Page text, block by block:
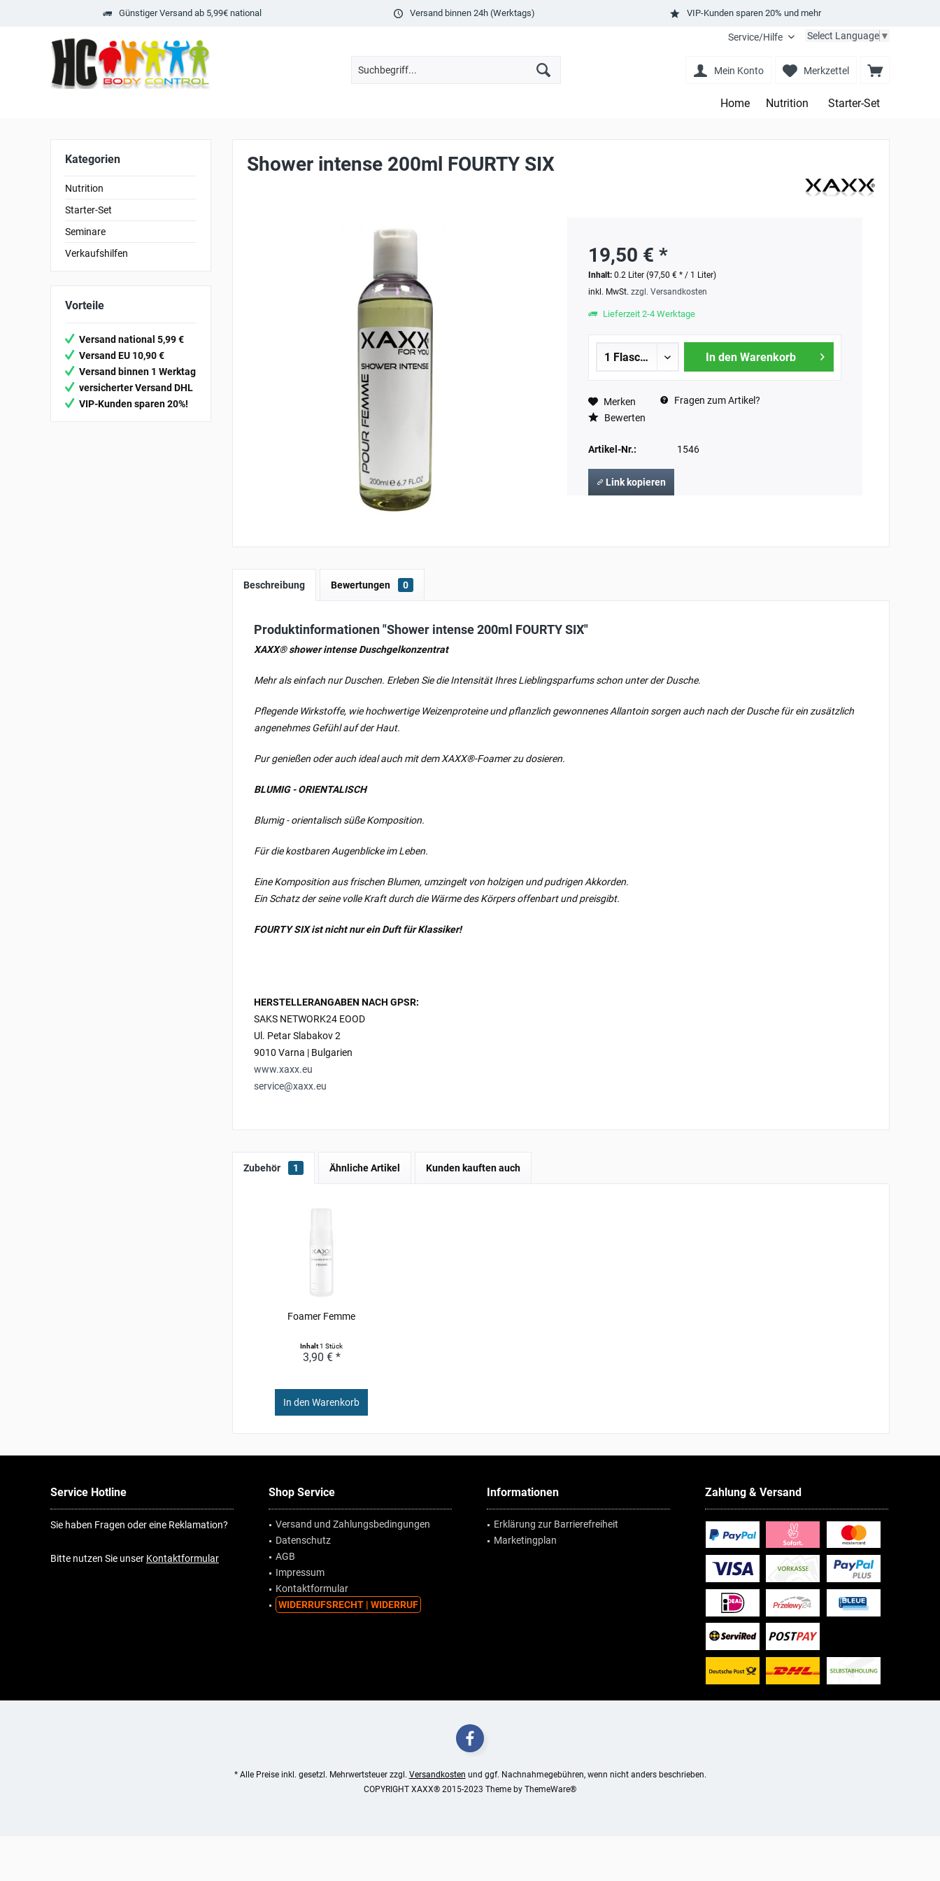
Günstiger Versand ab 5,99€ national Versand binnen 24h (Werktags) VIP-Kunden sparen 20% und mehr
Service/Hilfe Select Language ▼
Merkzettel
Mein Konto
Home Nutrition Starter-Set
Kategorien
Nutrition
Starter-Set
Seminare
Verkaufshilfen
Vorteile
Versand national 5,99 €
Versand EU 10,90 €
Versand binnen 1 Werktag
versicherter Versand DHL
VIP-Kunden sparen 20%!
Shower intense 200ml FOURTY SIX
19,50 € *
Inhalt: 0.2 Liter (97,50 € * / 1 Liter)
inkl. MwSt. zzgl. Versandkosten
Lieferzeit 2-4 Werktage
In den Warenkorb
Merken
Fragen zum Artikel?
Bewerten
Artikel-Nr.: 1546
Link kopieren
Beschreibung Bewertungen 0
Produktinformationen "Shower intense 200ml FOURTY SIX"
XAXX® shower intense Duschgelkonzentrat
Mehr als einfach nur Duschen. Erleben Sie die Intensität Ihres Lieblingsparfums schon unter der Dusche.
Pflegende Wirkstoffe, wie hochwertige Weizenproteine und pflanzlich gewonnenes Allantoin sorgen auch nach der Dusche für ein zusätzlich
angenehmes Gefühl auf der Haut.
Pur genießen oder auch ideal auch mit dem XAXX®-Foamer zu dosieren.
BLUMIG - ORIENTALISCH
Blumig - orientalisch süße Komposition.
Für die kostbaren Augenblicke im Leben.
Eine Komposition aus frischen Blumen, umzingelt von holzigen und pudrigen Akkorden.
Ein Schatz der seine volle Kraft durch die Wärme des Körpers offenbart und preisgibt.
FOURTY SIX ist nicht nur ein Duft für Klassiker!
HERSTELLERANGABEN NACH GPSR:
SAKS NETWORK24 EOOD
Ul. Petar Slabakov 2
9010 Varna | Bulgarien
www.xaxx.eu
service@xaxx.eu
Zubehör 1 Ähnliche Artikel Kunden kauften auch
Foamer Femme
Inhalt1 Stück
3,90 € *
In den Warenkorb
Service Hotline
Sie haben Fragen oder eine Reklamation?
Bitte nutzen Sie unser Kontaktformular
Shop Service
Versand und Zahlungsbedingungen
Datenschutz
AGB
Impressum
Kontaktformular
WIDERRUFSRECHT | WIDERRUF
Informationen
Erklärung zur Barrierefreiheit
Marketingplan
Zahlung & Versand
* Alle Preise inkl. gesetzl. Mehrwertsteuer zzgl. Versandkosten und ggf. Nachnahmegebühren, wenn nicht anders beschrieben.
COPYRIGHT XAXX® 2015-2023 Theme by ThemeWare®